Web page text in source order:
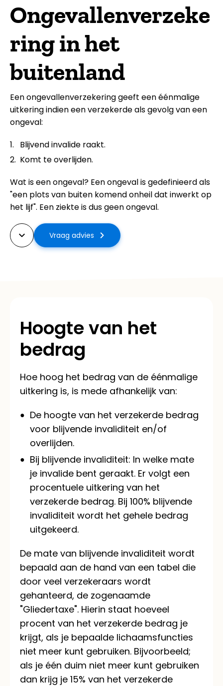
Ongevallenverzeke
ring in het
buitenland
Een ongevallenverzekering geeft een éénmalige
uitkering indien een verzekerde als gevolg van een
ongeval:
Blijvend invalide raakt.
Komt te overlijden.
Wat is een ongeval? Een ongeval is gedefinieerd als
"een plots van buiten komend onheil dat inwerkt op
het lijf". Een ziekte is dus geen ongeval.
Vraag advies
Hoogte van het
bedrag
Hoe hoog het bedrag van de éénmalige
uitkering is, is mede afhankelijk van:
De hoogte van het verzekerde bedrag
voor blijvende invaliditeit en/of
overlijden.
Bij blijvende invaliditeit: In welke mate
je invalide bent geraakt. Er volgt een
procentuele uitkering van het
verzekerde bedrag. Bij 100% blijvende
invaliditeit wordt het gehele bedrag
uitgekeerd.
De mate van blijvende invaliditeit wordt
bepaald aan de hand van een tabel die
door veel verzekeraars wordt
gehanteerd, de zogenaamde
"Gliedertaxe". Hierin staat hoeveel
procent van het verzekerde bedrag je
krijgt, als je bepaalde lichaamsfuncties
niet meer kunt gebruiken. Bijvoorbeeld;
als je één duim niet meer kunt gebruiken
dan krijg je 15% van het verzekerde